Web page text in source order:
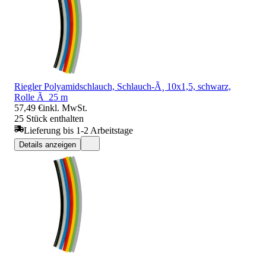
Riegler Polyamidschlauch, Schlauch-Ã¸ 10x1,5, schwarz,
Rolle Ã 25 m
57,49 €inkl. MwSt.
25 Stück enthalten
Lieferung bis 1-2 Arbeitstage
Details anzeigen